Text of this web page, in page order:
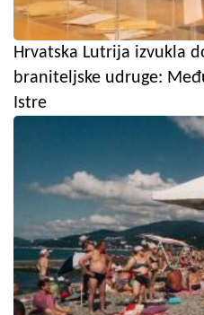
Hrvatska Lutrija izvukla
braniteljske udruge:
Istre